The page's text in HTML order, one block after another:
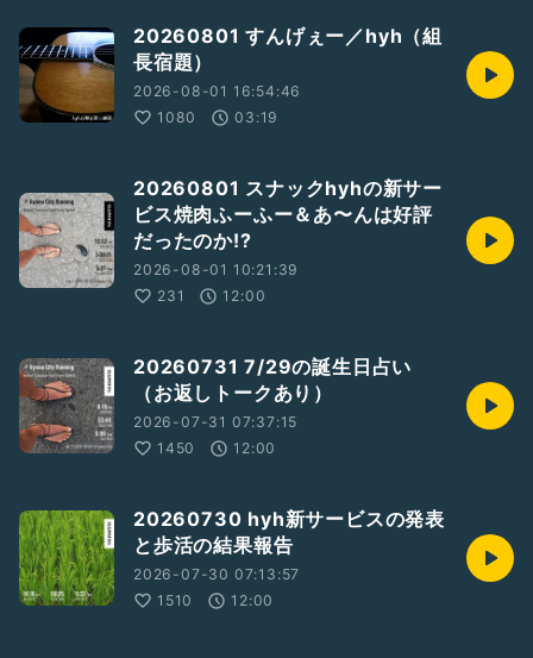
20260801 すんげぇー／hyh（組
長宿題）
2026-08-01 16:54:46
1080
03:19
20260801 スナックhyhの新サー
ビス焼肉ふーふー＆あ〜んは好評
だったのか!?
2026-08-01 10:21:39
231
12:00
20260731 7/29の誕生日占い
（お返しトークあり）
2026-07-31 07:37:15
1450
12:00
20260730 hyh新サービスの発表
と歩活の結果報告
2026-07-30 07:13:57
1510
12:00